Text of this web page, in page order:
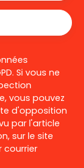
Si vous ne
vous pouvez
d'opposition
par l'article
sur le site
courrier